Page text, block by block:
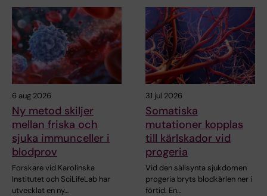
6 aug 2026
Ny metod skiljer
mellan friska och
sjuka immunceller i
blodprov
Forskare vid Karolinska
Institutet och SciLifeLab har
utvecklat en ny…
31 jul 2026
Somatiska
mutationer kopplas
till kärlskador vid
progeria
Vid den sällsynta sjukdomen
progeria bryts blodkärlen ner i
förtid. En…